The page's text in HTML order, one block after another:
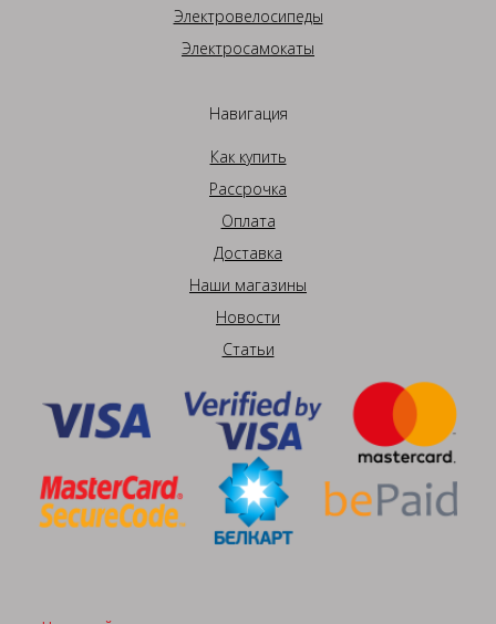
Электровелосипеды
Электросамокаты
Навигация
Как купить
Рассрочка
Оплата
Доставка
Наши магазины
Новости
Статьи